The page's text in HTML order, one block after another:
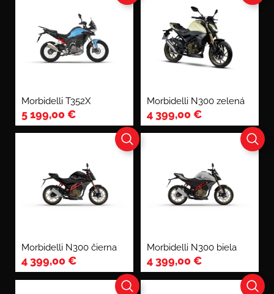
Morbidelli T352X
5 199,00€
Morbidelli N300 zelená
4 399,00€
Morbidelli N300 čierna
4 399,00€
Morbidelli N300 biela
4 399,00€